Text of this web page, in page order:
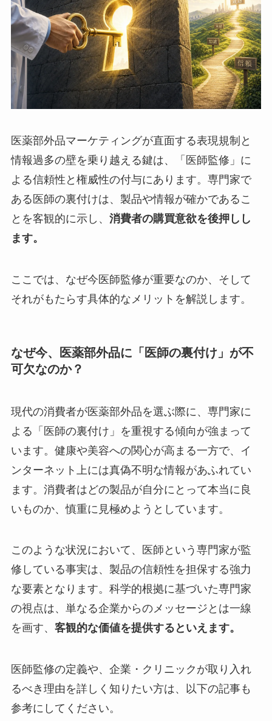
医薬部外品マーケティングが直面する表現規制と
情報過多の壁を乗り越える鍵は、「医師監修」に
よる信頼性と権威性の付与にあります。専門家で
ある医師の裏付けは、製品や情報が確かであるこ
とを客観的に示し、 消費者の購買意欲を後押しし
ます。
ここでは、なぜ今医師監修が重要なのか、そして
それがもたらす具体的なメリットを解説します。
なぜ今、医薬部外品に「医師の裏付け」が不
可欠なのか？
現代の消費者が医薬部外品を選ぶ際に、専門家に
よる「医師の裏付け」を重視する傾向が強まって
います。健康や美容への関心が高まる一方で、イ
ンターネット上には真偽不明な情報があふれてい
ます。消費者はどの製品が自分にとって本当に良
いものか、慎重に見極めようとしています。
このような状況において、医師という専門家が監
修している事実は、製品の信頼性を担保する強力
な要素となります。科学的根拠に基づいた専門家
の視点は、単なる企業からのメッセージとは一線
を画す、 客観的な価値を提供するといえます。
医師監修の定義や、企業・クリニックが取り入れ
るべき理由を詳しく知りたい方は、以下の記事も
参考にしてください。